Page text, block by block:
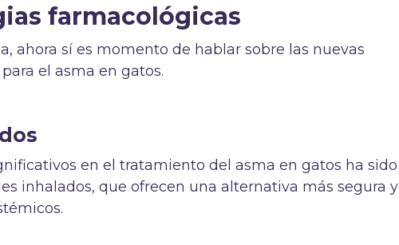
farmacológicas
ahora sí es momento de hablar sobre las nuevas
el asma en gatos.
en el tratamiento del asma en gatos ha sido
inhalados, que ofrecen una alternativa más segura y